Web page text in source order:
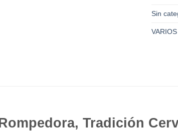
Sin
VARIOS
Tradición